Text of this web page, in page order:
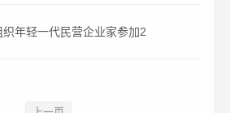
年轻一代民营企业家参加2